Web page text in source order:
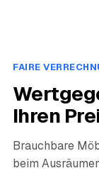
FAIRE
Ihren
Brauchbare
beim